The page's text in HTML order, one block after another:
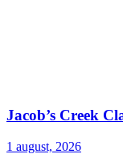
Jacob’s Creek
1 august, 2026